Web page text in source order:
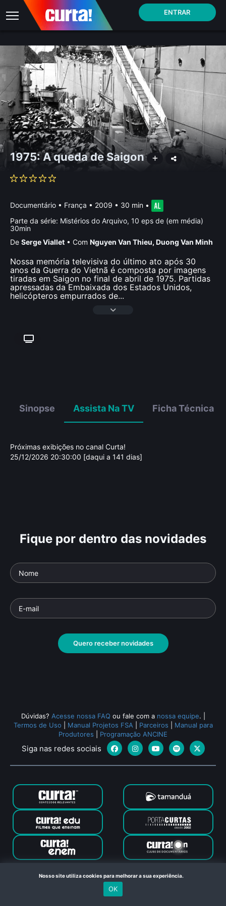
ENTRAR
1975: A queda de Saigon
Documentário • França • 2009 • 30 min •
Parte da série: Mistérios do Arquivo, 10 eps de (em média)
30min
De Serge Viallet • Com Nguyen Van Thieu, Duong Van Minh
Nossa memória televisiva do último ato após 30
anos da Guerra do Vietnã é composta por imagens
tiradas em Saigon no final de abril de 1975. Partidas
apressadas da Embaixada dos Estados Unidos,
helicópteros empurrados de...
Sinopse Assista Na TV Ficha Técnica
Próximas exibições no canal Curta!
25/12/2026 20:30:00 [daqui a 141 dias]
Fique por dentro das novidades
Quero receber novidades
Dúvidas? Acesse nossa FAQ ou fale com a nossa equipe.
Termos de Uso
Manual Projetos FSA Parceiros
Manual para
Produtores
Programação ANCINE
Siga nas redes sociais
Canal Curta © 2024. Todos os direitos reservados. Feito com
no Rio de Janeiro
Nosso site utiliza cookies para melhorar a sua experiência.
OK